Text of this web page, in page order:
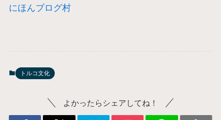
にほんブログ村
トルコ文化
よかったらシェアしてね！